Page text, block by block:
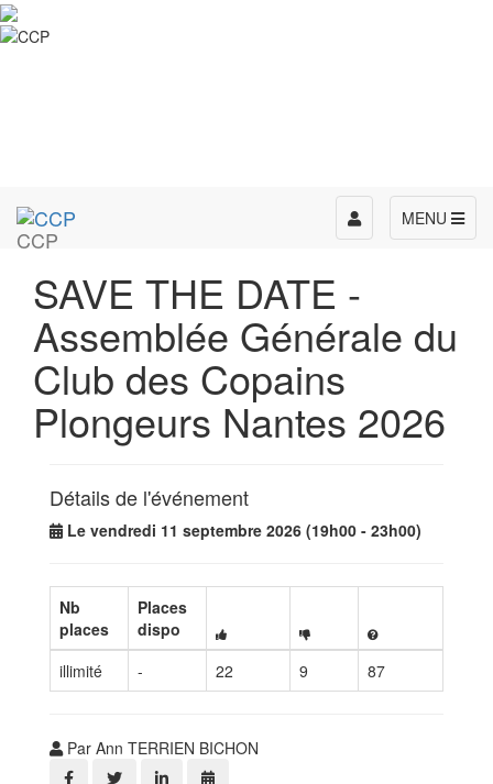
CCP
MENU
Toggle
navigation
SAVE THE DATE -
Assemblée Générale du
Club des Copains
Plongeurs Nantes 2026
Détails de l'événement
Le vendredi 11 septembre 2026 (19h00 - 23h00)
Nb
places
Places
dispo
illimité
- 22 9 87
Par Ann TERRIEN BICHON